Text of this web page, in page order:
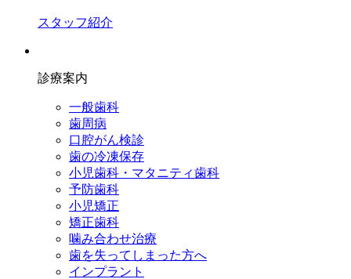
スタッフ紹介
診療案内
一般歯科
歯周病
口腔がん検診
歯の冷凍保存
小児歯科・マタニティ歯科
予防歯科
小児矯正
矯正歯科
噛み合わせ治療
歯を失ってしまった方へ
インプラント